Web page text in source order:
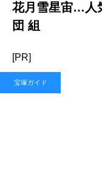
花月雪星宙…人
団 組
[PR]
宝塚ガイド